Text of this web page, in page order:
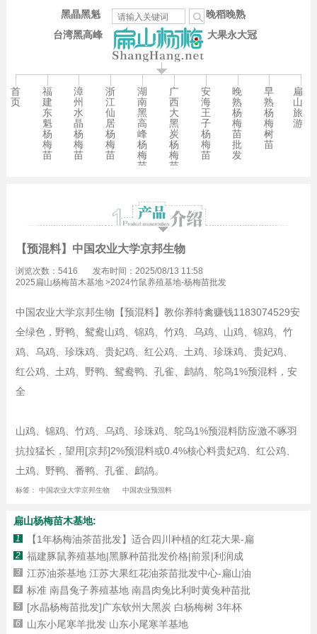
台湾黑高峰
晚稻晚熟
大果永大冠
黑晶黑魁
首
页
福
建
东
魁
杨
梅
苗
漳
州
水
晶
杨
梅
苗
浙
江
仙
居
杨
梅
苗
湖
南
黑
高
峰
杨
梅
苗
广
西
大
黑
炭
杨
梅
苗
安
海
王
子
杨
梅
苗
晚
熟
杨
梅
苗
批
发
早
熟
杨
梅
树
苗
扁
山
旅
游
【预混料】中国农业大学京邦生物
浏览次数：5416
发布时间：2025/08/13 11:58
2025扁山杨梅苗木基地>2024竹鼠养殖基地-杨梅苗批发
中国农业大学京邦生物【预混料】教你养特禽赚钱1183074529安
全绿色，野鸭、鸳鸯山鸡、锦鸡、竹鸡、乌鸡、山鸡、锦鸡、竹
鸡、乌鸡、珍珠鸡、贵妃鸡、红公鸡、土鸡、珍珠鸡、贵妃鸡、
红公鸡、土鸡、野鸭、鸳鸯鸭、孔雀、鹧鸪、鸵鸟1%预混料，安
全
山鸡、锦鸡、竹鸡、乌鸡、珍珠鸡、鸵鸟1%预混料防应激不啄羽
抗拉猛长，望用[京邦]2%预混料或0.4%核心料贵妃鸡、红公鸡、
土鸡、野鸭、番鸭、孔雀、鹧鸪。
标签： 中国农业大学京邦生物 中国农业预混料
扁山杨梅苗木基地:
1 【1年杨梅油茶苗批发】适合四川种植的红花大果-扁
2 福建豚鼠养殖基地|黑豚种苗批发价格|前景|利润成
3 江苏油茶基地 江苏大果红花油茶苗批发中心-扁山油
4 标准 南昌兔子养殖基地 南昌肉兔比利时黄兔种苗批
5 [水晶杨梅苗批发]广东钦州大黑炭 白杨梅树 3年杯
6 山东小尾寒羊批发 山东小尾寒羊基地